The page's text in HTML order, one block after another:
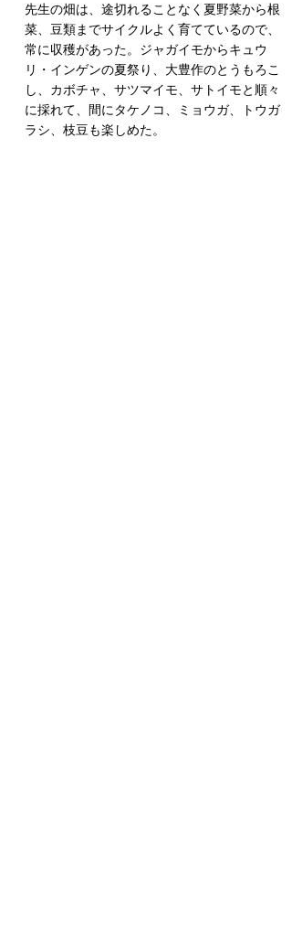
先生の畑は、途切れることなく夏野菜から根
菜、豆類までサイクルよく育てているので、
常に収穫があった。ジャガイモからキュウ
リ・インゲンの夏祭り、大豊作のとうもろこ
し、カボチャ、サツマイモ、サトイモと順々
に採れて、間にタケノコ、ミョウガ、トウガ
ラシ、枝豆も楽しめた。